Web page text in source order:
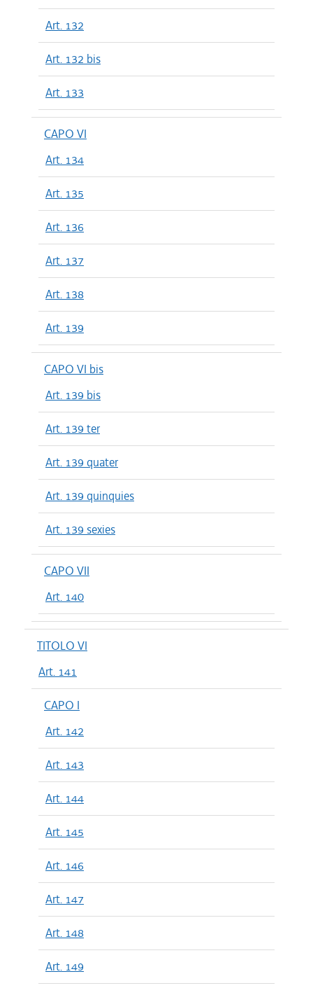
Art. 132
Art. 132 bis
Art. 133
CAPO VI
Art. 134
Art. 135
Art. 136
Art. 137
Art. 138
Art. 139
CAPO VI bis
Art. 139 bis
Art. 139 ter
Art. 139 quater
Art. 139 quinquies
Art. 139 sexies
CAPO VII
Art. 140
TITOLO VI
Art. 141
CAPO I
Art. 142
Art. 143
Art. 144
Art. 145
Art. 146
Art. 147
Art. 148
Art. 149